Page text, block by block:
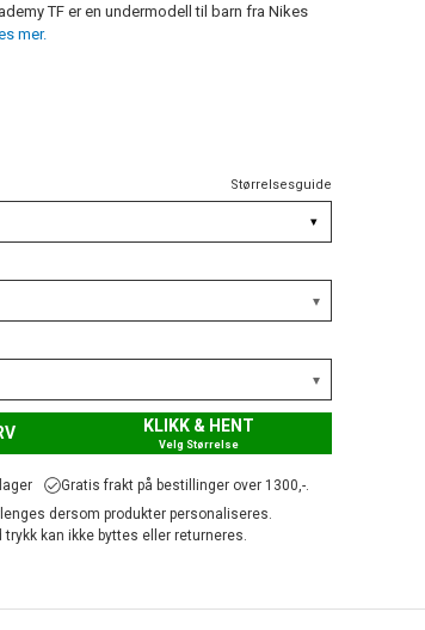
TF er en undermodell til barn fra Nikes
mer.
Størrelsesguide
▾
KLIKK & HENT
Velg Størrelse
Gratis frakt på bestillinger over 1300,-.
dersom produkter personaliseres.
trykk kan ikke byttes eller returneres.